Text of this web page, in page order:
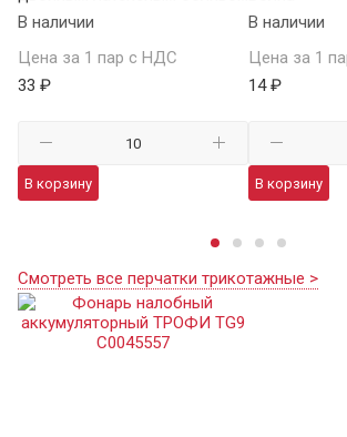
В наличии
Цена за 1 пар с НДС
33 ₽
В корзину
В наличии
Цена за 1
14 ₽
В корзину
Смотреть все перчатки трикотажные >